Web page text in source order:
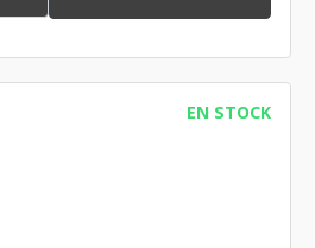
EN STOCK